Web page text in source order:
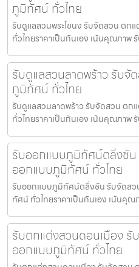
ภูมิทัศน์ ทั่วไทย
รับดูแลสวนพระโขนง รับจัดสวน ต
ทั่วไทยราคาเป็นกันเอง เน้นคุณภาพ
รับดูแลสวนลาดพร้าว รับ
ภูมิทัศน์ ทั่วไทย
รับดูแลสวนลาดพร้าว รับจัดสวน ต
ทั่วไทยราคาเป็นกันเอง เน้นคุณภาพ
รับออกแบบภูมิทัศน์ตลิ่งชั
ออกแบบภูมิทัศน์ ทั่วไทย
รับออกแบบภูมิทัศน์ตลิ่งชัน รับจัดส
ทัศน์ ทั่วไทยราคาเป็นกันเอง เน้นคุ
รับตกแต่งสวนดอนเมือง
ออกแบบภูมิทัศน์ ทั่วไทย